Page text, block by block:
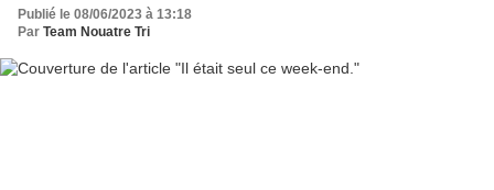
Publié le 08/06/2023 à 13:18
Par Team Nouatre Tri